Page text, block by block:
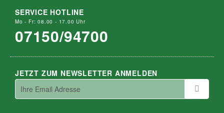
SERVICE HOTLINE
Mo - Fr: 08.00 - 17.00 Uhr
07150/94700
JETZT ZUM NEWSLETTER ANMELDEN